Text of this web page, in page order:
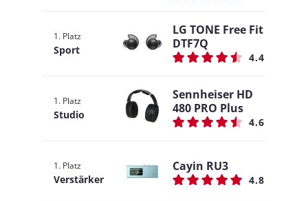
1. Platz
Sport
LG TONE Free Fit
DTF7Q
4.4
1. Platz
Studio
Sennheiser HD
480 PRO Plus
4.6
1. Platz
Verstärker
Cayin RU3
4.8